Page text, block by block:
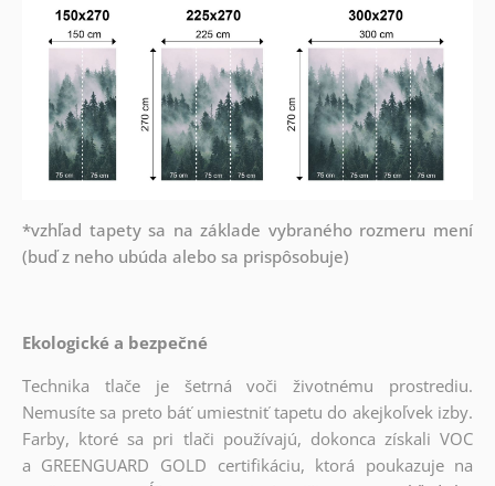
*vzhľad tapety sa na základe vybraného rozmeru mení
(buď z neho ubúda alebo sa prispôsobuje)
Ekologické a bezpečné
Technika tlače je šetrná voči životnému prostrediu.
Nemusíte sa preto báť umiestniť tapetu do akejkoľvek izby.
Farby, ktoré sa pri tlači používajú, dokonca získali VOC
a GREENGUARD GOLD certifikáciu, ktorá poukazuje na